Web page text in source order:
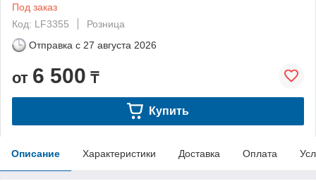
Под заказ
Код: LF3355
Розница
Отправка с 27 августа 2026
от 6 500 ₸
Купить
Описание Характеристики Доставка Оплата